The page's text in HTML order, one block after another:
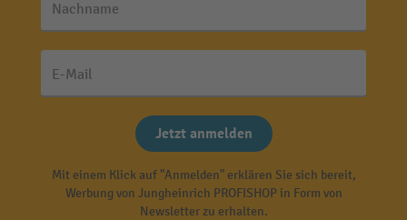
Nachname
E-Mail
Jetzt anmelden
Mit einem Klick auf "Anmelden" erklären Sie sich bereit,
Werbung von Jungheinrich PROFISHOP in Form von
Newsletter zu erhalten.